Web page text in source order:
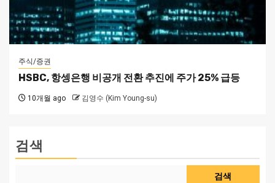
주식/증권
HSBC, 항셍은행 비공개 전환 추진에 주가 25% 급등
10개월 ago 김영수 (Kim Young-su)
검색
검색